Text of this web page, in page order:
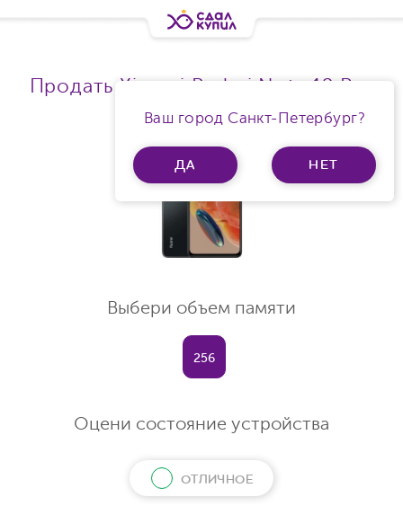
Ваш город Санкт-Петербург?
ДА НЕТ
Продать Xiaomi Redmi Note 12 Pro
Ram 12Gb
Выбери объем памяти
256
Оцени состояние устройства
ОТЛИЧНОЕ